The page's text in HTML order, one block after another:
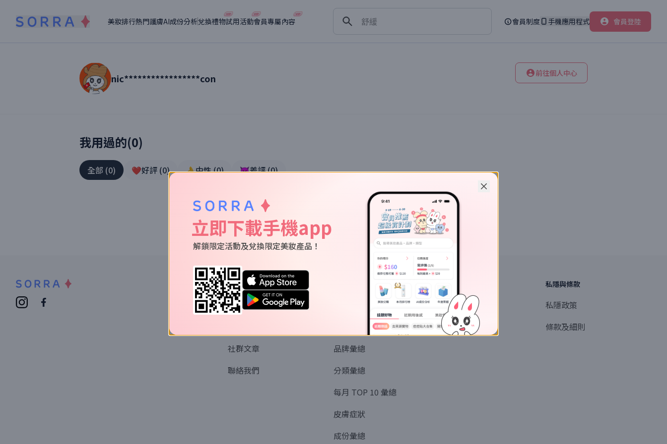
美妝排行熱門護膚AI成份分析兌換禮物試用活動會員專屬內容
舒緩
會員制度 手機應用程式 會員登陸
讀者【nic*****************con 】美妝真實體驗
nic*****************con 前往個人中心
我用過的(0)
全部 (0) ❤️好評 (0) 👌中性(0) 👿差評(0)
關於我們
認識SORRA
社群文章
聯絡我們
品牌彙總
分類彙總
每月 TOP 10 彙總
皮膚症狀
成份彙總
探索
商業或媒體聯絡
產品提名
私隱與條款
私隱政策
條款及細則
立即下載手機app
解鎖限定活動及兌換限定美妝產品！